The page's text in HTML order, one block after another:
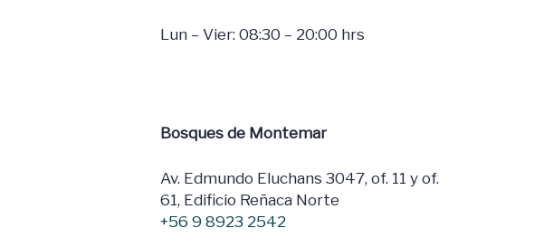
Lun – Vier: 08:30 – 20:00 hrs
Bosques de Montemar
Av. Edmundo Eluchans 3047, of. 11 y of.
61, Edificio Reñaca Norte
+56 9 8923 2542